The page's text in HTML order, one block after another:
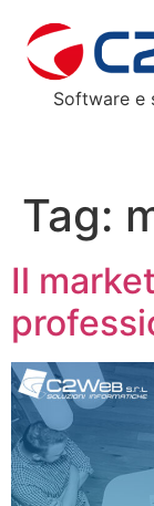
Software e
Tag:
Il